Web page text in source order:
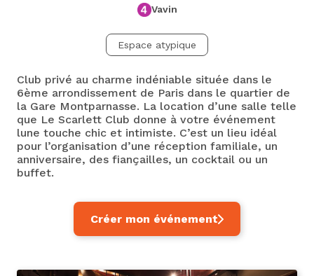
Vavin
Espace atypique
Club privé au charme indéniable située dans le
6ème arrondissement de Paris dans le quartier de
la Gare Montparnasse. La location d’une salle telle
que Le Scarlett Club donne à votre événement
lune touche chic et intimiste. C’est un lieu idéal
pour l’organisation d’une réception familiale, un
anniversaire, des fiançailles, un cocktail ou un
buffet.
Créer mon événement